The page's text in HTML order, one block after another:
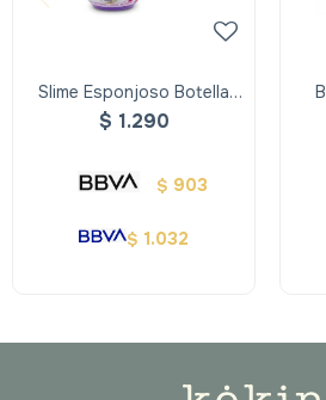
Slime Esponjoso Botella
Pocion- Oosh
$ 1.290
$ 903
$ 1.032